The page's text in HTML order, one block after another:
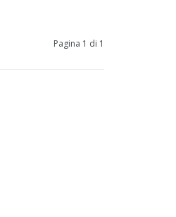
Pagina 1 di 1